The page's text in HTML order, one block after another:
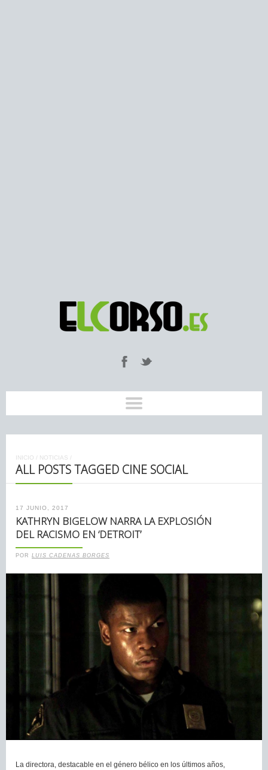
INICIO / NOTICIAS /
ALL POSTS TAGGED CINE SOCIAL
17 JUNIO, 2017
KATHRYN BIGELOW NARRA LA EXPLOSIÓN
DEL RACISMO EN ‘DETROIT’
POR LUIS CADENAS BORGES
La directora, destacable en el género bélico en los últimos años,